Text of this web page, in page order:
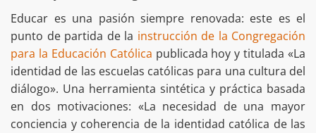
Educar es una pasión siempre renovada: este es el
punto de partida de la instrucción de la Congregación
para la Educación Católica publicada hoy y titulada «La
identidad de las escuelas católicas para una cultura del
diálogo». Una herramienta sintética y práctica basada
en dos motivaciones: «La necesidad de una mayor
conciencia y coherencia de la identidad católica de las